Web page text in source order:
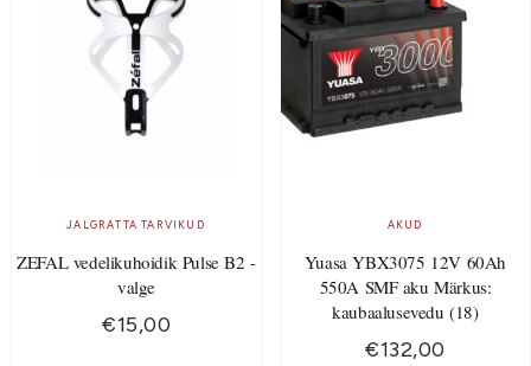
JALGRATTA TARVIKUD
ZEFAL vedelikuhoidik Pulse B2 -
valge
€15,00
AKUD
Yuasa YBX3075 12V 60Ah
550A SMF aku Märkus:
kaubaalusevedu (18)
€132,00